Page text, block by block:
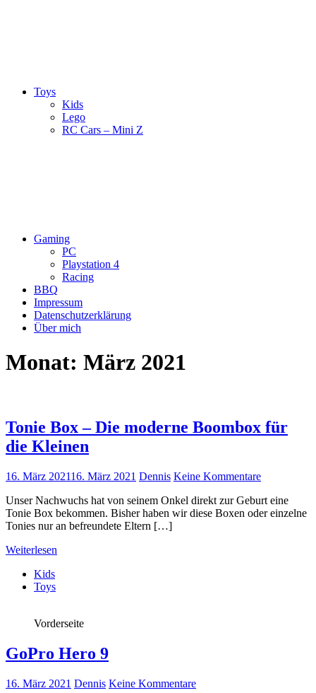
Toys
Kids
Lego
RC Cars – Mini Z
Gaming
PC
Playstation 4
Racing
BBQ
Impressum
Datenschutzerklärung
Über mich
Monat: März 2021
Tonie Box – Die moderne Boombox für
die Kleinen
16. März 202116. März 2021 Dennis Keine Kommentare
Unser Nachwuchs hat von seinem Onkel direkt zur Geburt eine
Tonie Box bekommen. Bisher haben wir diese Boxen oder einzelne
Tonies nur an befreundete Eltern […]
Weiterlesen
Kids
Toys
Vorderseite
GoPro Hero 9
16. März 2021 Dennis Keine Kommentare